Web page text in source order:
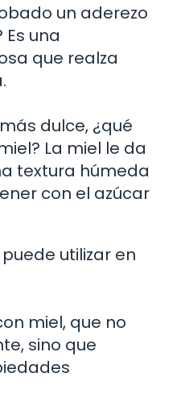
un aderezo
una
que realza
dulce, ¿qué
La miel le da
textura húmeda
con el azúcar
utilizar en
miel, que no
sino que